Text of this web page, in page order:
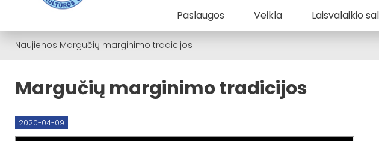
Paslaugos Veikla Laisvalaikio
Naujienos Margučių marginimo tradicijos
Margučių marginimo tradicijos
2020-04-09